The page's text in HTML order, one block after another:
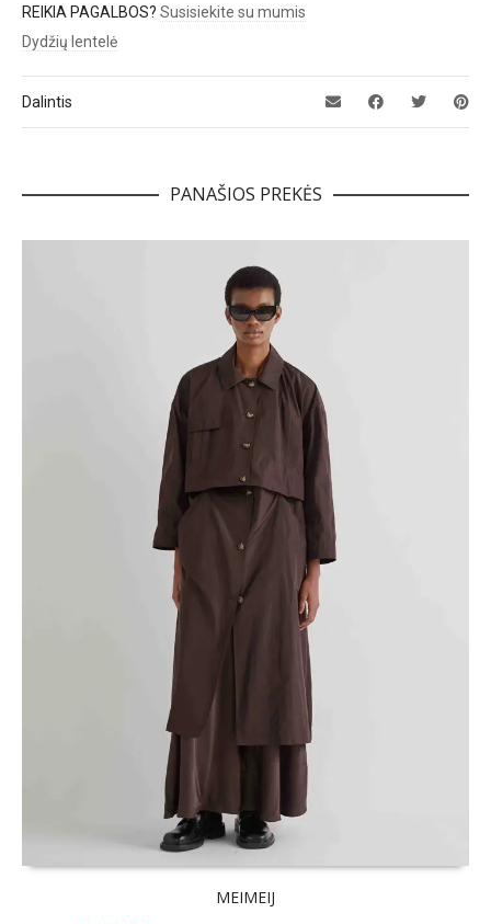
REIKIA PAGALBOS? Susisiekite su mumis
Dydžių lentelė
Dalintis
PANAŠIOS PREKĖS
MEIMEIJ